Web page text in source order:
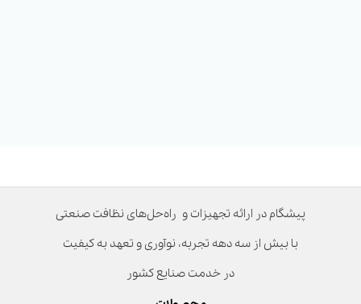
پیشگام در ارائه تجهیزات و راه‌حل‌های نظافت صنعتی
با بیش از سه دهه تجربه، نوآوری و تعهد به کیفیت
در خدمت صنایع کشور